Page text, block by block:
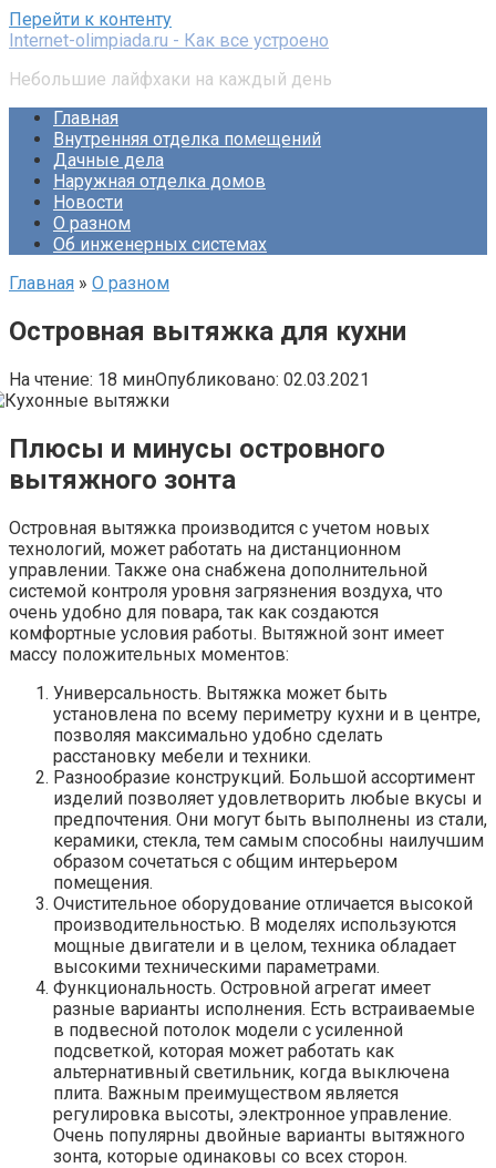
Перейти к контенту
Internet-olimpiada.ru - Как все устроено
Небольшие лайфхаки на каждый день
Главная
Внутренняя отделка помещений
Дачные дела
Наружная отделка домов
Новости
О разном
Об инженерных системах
Главная » О разном
Островная вытяжка для кухни
На чтение: 18 минОпубликовано: 02.03.2021
Плюсы и минусы островного
вытяжного зонта
Островная вытяжка производится с учетом новых
технологий, может работать на дистанционном
управлении. Также она снабжена дополнительной
системой контроля уровня загрязнения воздуха, что
очень удобно для повара, так как создаются
комфортные условия работы. Вытяжной зонт имеет
массу положительных моментов:
Универсальность. Вытяжка может быть
установлена по всему периметру кухни и в центре,
позволяя максимально удобно сделать
расстановку мебели и техники.
Разнообразие конструкций. Большой ассортимент
изделий позволяет удовлетворить любые вкусы и
предпочтения. Они могут быть выполнены из стали,
керамики, стекла, тем самым способны наилучшим
образом сочетаться с общим интерьером
помещения.
Очистительное оборудование отличается высокой
производительностью. В моделях используются
мощные двигатели и в целом, техника обладает
высокими техническими параметрами.
Функциональность. Островной агрегат имеет
разные варианты исполнения. Есть встраиваемые
в подвесной потолок модели с усиленной
подсветкой, которая может работать как
альтернативный светильник, когда выключена
плита. Важным преимуществом является
регулировка высоты, электронное управление.
Очень популярны двойные варианты вытяжного
зонта, которые одинаковы со всех сторон.